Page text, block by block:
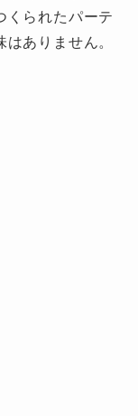
くられたパーテ
ありません。